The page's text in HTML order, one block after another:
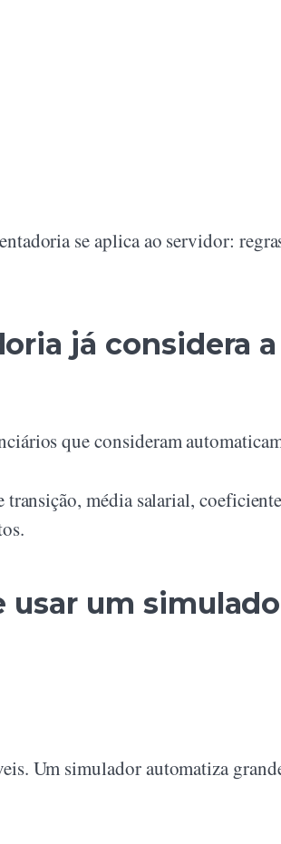
se aplica ao servidor:
já considera
que consideram
transição, média salarial,
usar um
Um simulador automatiza